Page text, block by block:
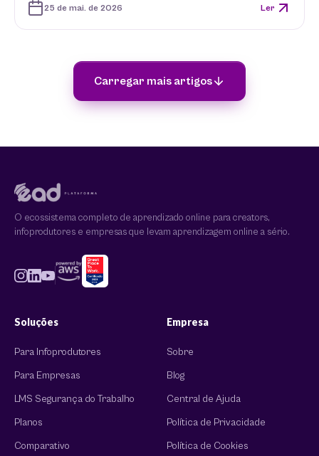
25 de mai. de 2026 Ler
Carregar mais artigos
O ecossistema completo de aprendizado online para creators,
infoprodutores e empresas que levam aprendizagem online a sério.
Soluções
Para Infoprodutores
Para Empresas
LMS Segurança do Trabalho
Planos
Comparativo
Empresa
Sobre
Blog
Central de Ajuda
Política de Privacidade
Política de Cookies